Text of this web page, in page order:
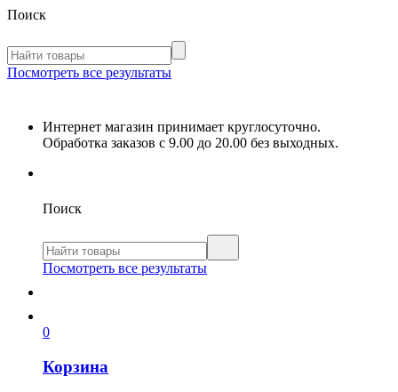
Поиск
Посмотреть все результаты
Интернет магазин принимает круглосуточно.
Обработка заказов с 9.00 до 20.00 без выходных.
Поиск
Посмотреть все результаты
0
Корзина